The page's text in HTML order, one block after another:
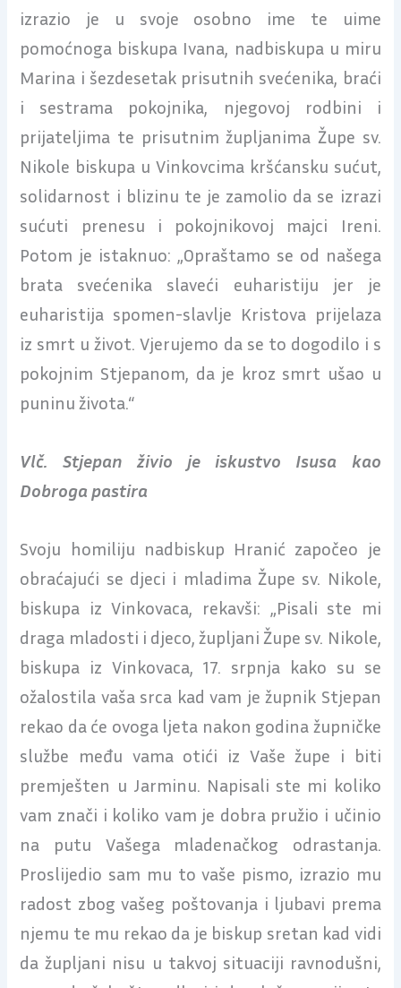
izrazio je u svoje osobno ime te uime
pomoćnoga biskupa Ivana, nadbiskupa u miru
Marina i šezdesetak prisutnih svećenika, braći
i sestrama pokojnika, njegovoj rodbini i
prijateljima te prisutnim župljanima Župe sv.
Nikole biskupa u Vinkovcima kršćansku sućut,
solidarnost i blizinu te je zamolio da se izrazi
sućuti prenesu i pokojnikovoj majci Ireni.
Potom je istaknuo: „Opraštamo se od našega
brata svećenika slaveći euharistiju jer je
euharistija spomen-slavlje Kristova prijelaza
iz smrt u život. Vjerujemo da se to dogodilo i s
pokojnim Stjepanom, da je kroz smrt ušao u
puninu života.“
Vlč. Stjepan živio je iskustvo Isusa kao
Dobroga pastira
Svoju homiliju nadbiskup Hranić započeo je
obraćajući se djeci i mladima Župe sv. Nikole,
biskupa iz Vinkovaca, rekavši: „Pisali ste mi
draga mladosti i djeco, župljani Župe sv. Nikole,
biskupa iz Vinkovaca, 17. srpnja kako su se
ožalostila vaša srca kad vam je župnik Stjepan
rekao da će ovoga ljeta nakon godina župničke
službe među vama otići iz Vaše župe i biti
premješten u Jarminu. Napisali ste mi koliko
vam znači i koliko vam je dobra pružio i učinio
na putu Vašega mladenačkog odrastanja.
Proslijedio sam mu to vaše pismo, izrazio mu
radost zbog vašeg poštovanja i ljubavi prema
njemu te mu rekao da je biskup sretan kad vidi
da župljani nisu u takvoj situaciji ravnodušni,